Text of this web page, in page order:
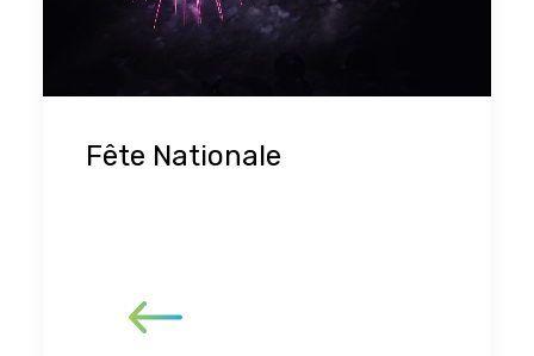
Fête Nationale